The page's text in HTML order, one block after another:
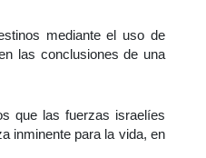
mediante el uso de
las conclusiones de una
que las fuerzas israelíes
inminente para la vida, en